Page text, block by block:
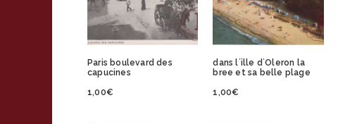
Paris boulevard des
capucines
1,00€
dans l´ille d´Oleron la
bree et sa belle plage
1,00€